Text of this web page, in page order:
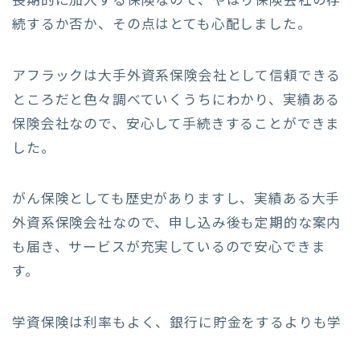
続するか否か、その点はとても心配しました。
アフラックは大手外資系保険会社として信頼できる
ところだと色々調べていくうちにわかり、実績ある
保険会社なので、安心して手続きすることができま
した。
がん保険としても歴史がありますし、実績ある大手
外資系保険会社なので、申し込み後も定期的な案内
も届き、サービスが充実しているので安心できま
す。
学資保険は利率もよく、銀行に貯金をするよりも学